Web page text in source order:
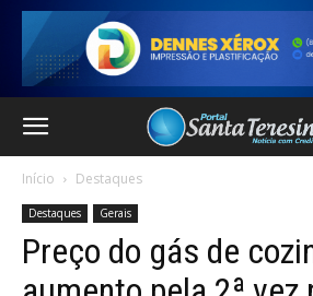
Início Destaques
Destaques Gerais
Preço do gás de